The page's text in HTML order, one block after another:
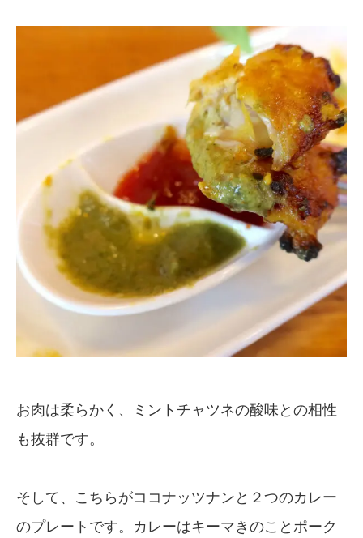
お肉は柔らかく、ミントチャツネの酸味との相性
も抜群です。
そして、こちらがココナッツナンと２つのカレー
のプレートです。カレーはキーマきのことポーク